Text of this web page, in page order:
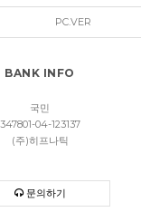
PC.VER
BANK INFO
국민
347801-04-123137
(주)히프나틱
문의하기